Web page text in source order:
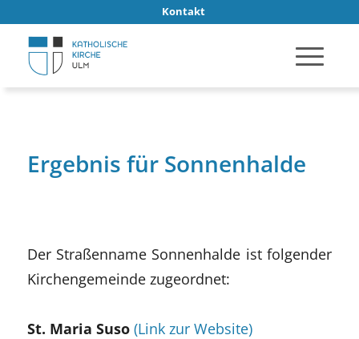
Kontakt
Ergebnis für Sonnenhalde
Der Straßenname Sonnenhalde ist folgender
Kirchengemeinde zugeordnet:
St. Maria Suso (Link zur Website)